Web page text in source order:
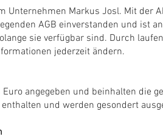
Unternehmen Markus Josl. Mit der
AGB einverstanden und ist
sie verfügbar sind. Durch
jederzeit ändern.
angegeben und beinhalten die
und werden gesondert